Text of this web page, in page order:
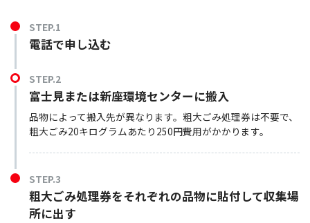
STEP.1
電話で申し込む
STEP.2
富士見または新座環境センターに搬入
品物によって搬入先が異なります。粗大ごみ処理券は不要で、
粗大ごみ20キログラムあたり250円費用がかかります。
STEP.3
粗大ごみ処理券をそれぞれの品物に貼付して収集場
所に出す